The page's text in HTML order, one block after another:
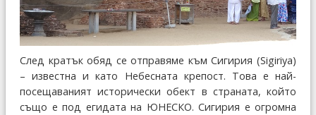
След кратък обяд се отправяме към Сигирия (Sigiriya)
– известна и като Небесната крепост. Това е най-
посещаваният исторически обект в страната, който
също е под егидата на ЮНЕСКО. Сигирия е огромна